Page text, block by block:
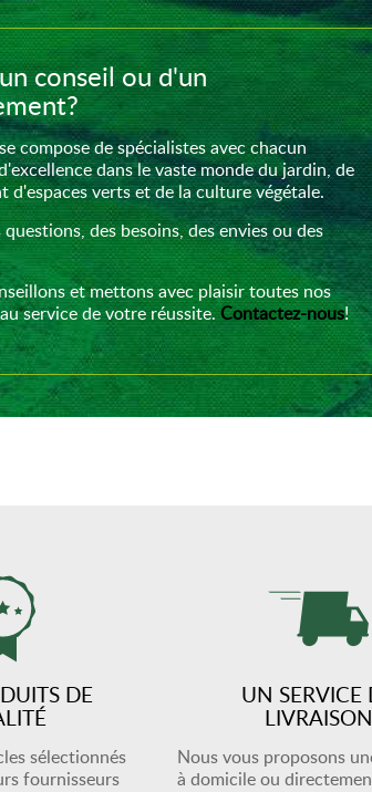
conseil ou d'un
compose de spécialistes avec chacun
dans le vaste monde du jardin, de
d'espaces verts et de la culture végétale.
questions, des besoins, des envies ou des
et mettons avec plaisir toutes nos
service de votre réussite.Contactez-nous!
DE
sélectionnés
fournisseurs
UN SERVICE
LIVRAISON
Nous vous proposons
à domicile ou